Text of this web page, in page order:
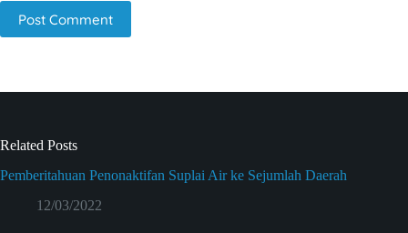
Post Comment
Related Posts
Pemberitahuan Penonaktifan Suplai Air ke Sejumlah Daerah
12/03/2022